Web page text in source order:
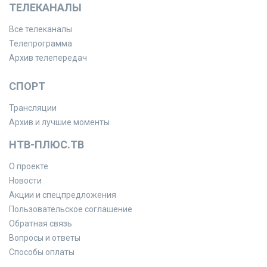
ТЕЛЕКАНАЛЫ
Все телеканалы
Телепрограмма
Архив телепередач
СПОРТ
Трансляции
Архив и лучшие моменты
НТВ-ПЛЮС.ТВ
О проекте
Новости
Акции и спецпредложения
Пользовательское соглашение
Обратная связь
Вопросы и ответы
Способы оплаты